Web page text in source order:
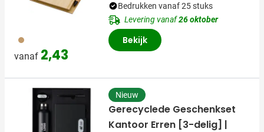
011
vanaf 2,43
Bedrukken vanaf 25 stuks
Levering vanaf26 oktober
Bekijk
Nieuw
Gerecyclede Geschenkset
Kantoor Erren [3-delig] |